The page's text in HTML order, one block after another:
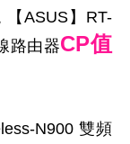
ASUS】RT-
路由器CP值
N900 雙頻